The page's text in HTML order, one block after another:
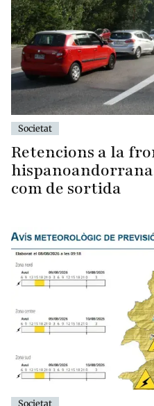
Societat
Retencions a la
com de sortida
Societat